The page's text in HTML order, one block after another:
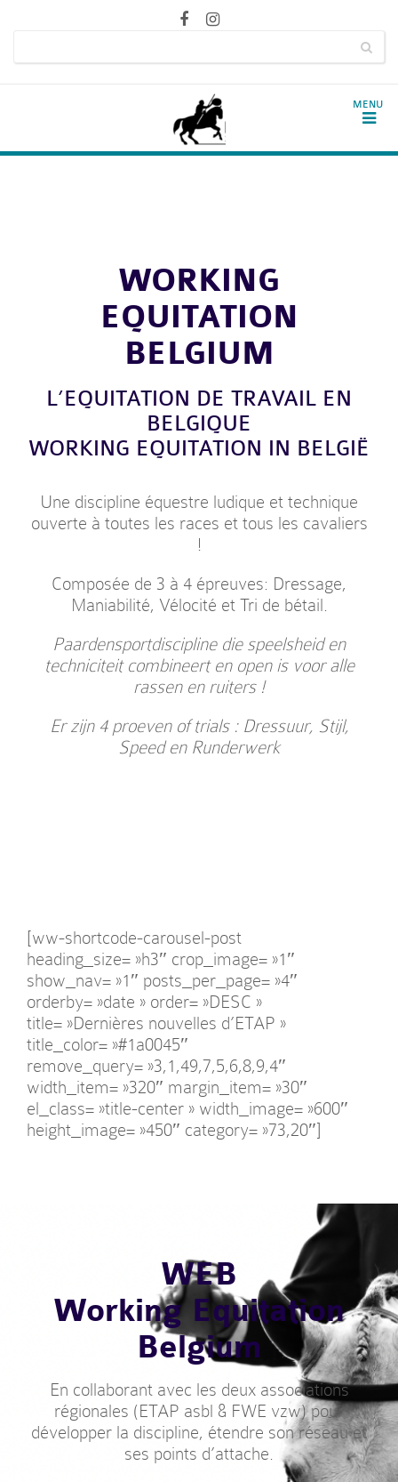
WORKING
EQUITATION
BELGIUM
L’EQUITATION DE TRAVAIL EN
BELGIQUE
WORKING EQUITATION IN BELGIË
Une discipline équestre ludique et technique
ouverte à toutes les races et tous les cavaliers
!
Composée de 3 à 4 épreuves: Dressage,
Maniabilité, Vélocité et Tri de bétail.
Paardensportdiscipline die speelsheid en
techniciteit combineert en open is voor alle
rassen en ruiters !
Er zijn 4 proeven of trials : Dressuur, Stijl,
Speed en Runderwerk
[ww-shortcode-carousel-post
heading_size= »h3″ crop_image= »1″
show_nav= »1″ posts_per_page= »4″
orderby= »date » order= »DESC »
title= »Dernières nouvelles d’ETAP »
title_color= »#1a0045″
remove_query= »3,1,49,7,5,6,8,9,4″
width_item= »320″ margin_item= »30″
el_class= »title-center » width_image= »600″
height_image= »450″ category= »73,20″]
WEB
Working Equitation
Belgium
En collaborant avec les deux associations
régionales (ETAP asbl & FWE vzw) pour
développer la discipline, étendre son réseau et
ses points d’attache.